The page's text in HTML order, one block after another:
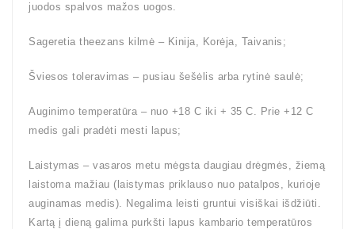
juodos spalvos mažos uogos.
Sageretia theezans kilmė – Kinija, Korėja, Taivanis;
Šviesos toleravimas – pusiau šešėlis arba rytinė saulė;
Auginimo temperatūra – nuo +18 C iki + 35 C. Prie +12 C
medis gali pradėti mesti lapus;
Laistymas – vasaros metu mėgsta daugiau drėgmės, žiemą
laistoma mažiau (laistymas priklauso nuo patalpos, kurioje
auginamas medis). Negalima leisti gruntui visiškai išdžiūti.
Kartą į dieną galima purkšti lapus kambario temperatūros